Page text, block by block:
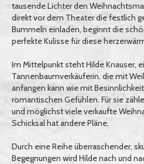
tausende Lichter den
direkt vor dem Theater die festlich
Bummeln einladen, beginnt die
perfekte Kulisse für diese
Im Mittelpunkt steht Hilde Knauser,
Tannenbaumverkäuferin, die mit
anfangen kann wie mit
romantischen Gefühlen. Für sie
und möglichst viele verkaufte
Schicksal hat andere Pläne.
Durch eine Reihe überraschender,
Begegnungen wird Hilde nach und